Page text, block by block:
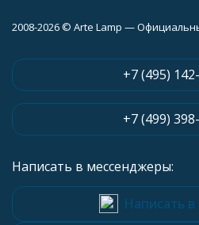
2008-2026 © Arte Lamp —
+7 (495)
+7 (499)
Написать в мессенджеры:
Написать